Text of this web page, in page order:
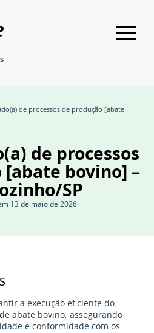
de processos de produção [abate
de processos
bovino] –
SP
13 de maio de 2026
a execução eficiente do
abate bovino, assegurando
e conformidade com os